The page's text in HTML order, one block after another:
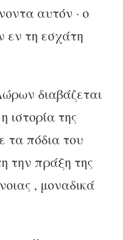
αυτόν · ο
εν τη εσχάτη
διαβάζεται
ιστορία της
τα πόδια του
την πράξη της
, μοναδικά